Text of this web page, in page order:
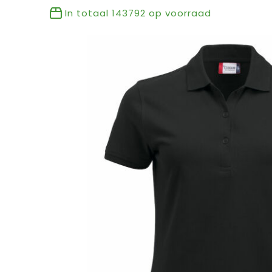
In totaal 143792 op voorraad